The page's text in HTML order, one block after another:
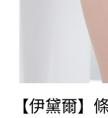
【伊黛爾】